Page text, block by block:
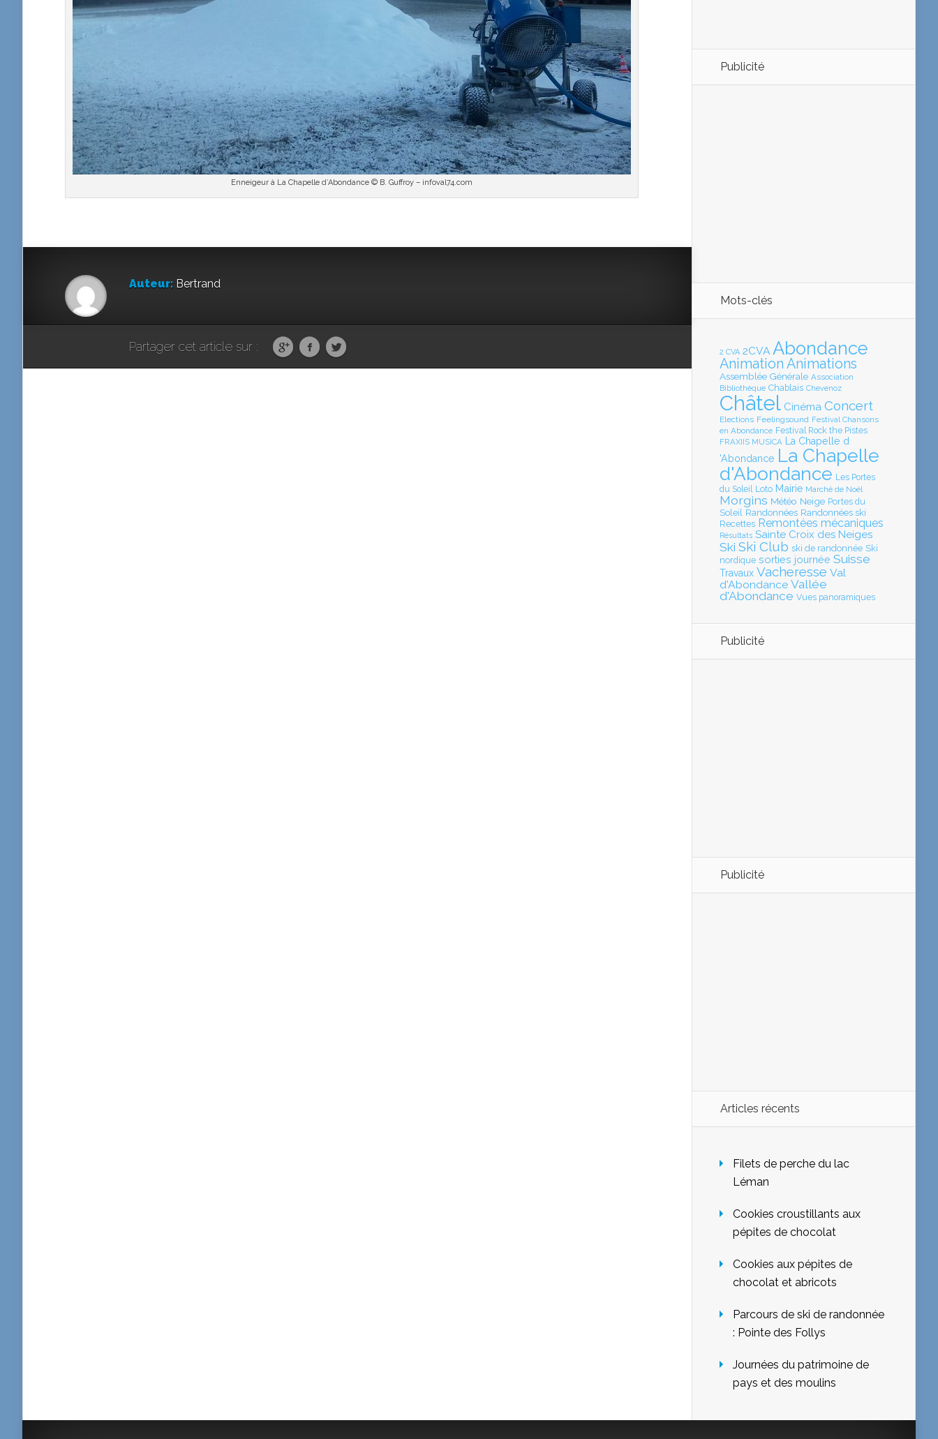
Enneigeur à La Chapelle d’Abondance © B. Guffroy – infoval74.com
Auteur: Bertrand
Partager cet article sur :
Publicité
Mots-clés
2 CVA 2CVA Abondance
Animation Animations
Assemblée Générale Association
Bibliothèque Chablais Chevenoz
Châtel Cinéma Concert
Elections Feelingsound Festival Chansons
en Abondance Festival Rock the Pistes
FRAXIIS MUSICA
La Chapelle d
'Abondance La Chapelle
d'Abondance Les Portes
du Soleil Loto Mairie Marché de Noël
Morgins Météo Neige Portes du
Soleil Randonnées Randonnées ski
Recettes Remontées mécaniques
Résultats Sainte Croix des Neiges
Ski Ski Club ski de randonnée Ski
nordique sorties journée Suisse
Travaux Vacheresse Val
d'Abondance Vallée
d'Abondance Vues panoramiques
Publicité
Publicité
Articles récents
Filets de perche du lac
Léman
Cookies croustillants aux
pépites de chocolat
Cookies aux pépites de
chocolat et abricots
Parcours de ski de randonnée
: Pointe des Follys
Journées du patrimoine de
pays et des moulins